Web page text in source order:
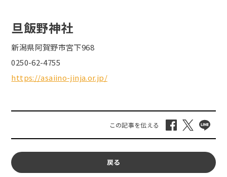
旦飯野神社
新潟県阿賀野市宮下968
0250-62-4755
https://asaiino-jinja.or.jp/
戻る